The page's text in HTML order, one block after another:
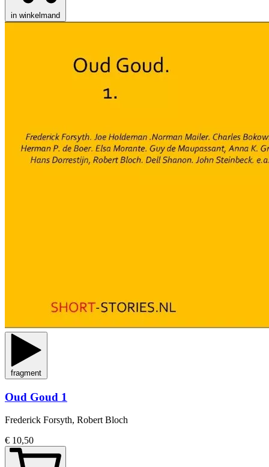
in winkelmand
fragment
Oud Goud 1
Frederick Forsyth, Robert Bloch
€ 10,50